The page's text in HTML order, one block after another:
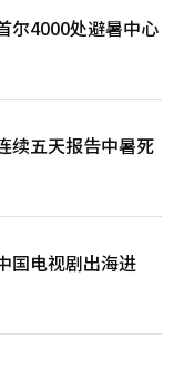
四大核心领域，共整
文件修改，而是通过
金和时间”壁垒，包
发手续费、减轻过高
订的公共机构员工，
义壁垒，从企业的角
现场的优秀范例。
声音”的号召。政策
齿轮一样朝着“中小企
员将继续平整现场的
业能够在没有不合理
智能（AI）系统翻译
尔4000处避暑中心
续五天报告中暑死
国电视剧出海进